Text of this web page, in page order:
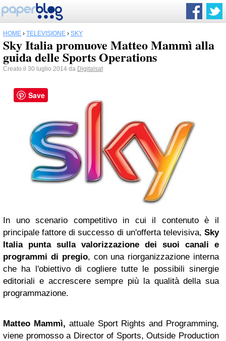
HOME › TELEVISIONE › SKY
Sky Italia promuove Matteo Mammì alla
guida delle Sports Operations
Creato il 30 luglio 2014 da Digitalsat
In uno scenario competitivo in cui il contenuto è il
principale fattore di successo di un'offerta televisiva, Sky
Italia punta sulla valorizzazione dei suoi canali e
programmi di pregio, con una riorganizzazione interna
che ha l'obiettivo di cogliere tutte le possibili sinergie
editoriali e accrescere sempre più la qualità della sua
programmazione.
Matteo Mammì, attuale Sport Rights and Programming,
viene promosso a Director of Sports, Outside Production
Save